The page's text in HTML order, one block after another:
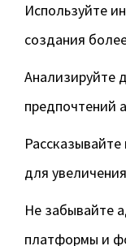
Используйте
создания
Анализируйте
предпочтений
для
Не забывайте
платформы и